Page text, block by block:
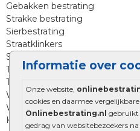
Informatie over
Onze website,
cookies en daarmee
Onlinebestrating.nl gebruikt
gedrag van websitebezoekers
Gebakken bestrating
Strakke bestrating
Sierbestrating
Straatklinkers
Straatstenen
Trommelstenen
Tuinstenen
Waalformaat
Wildverband bestrating
Kingstones